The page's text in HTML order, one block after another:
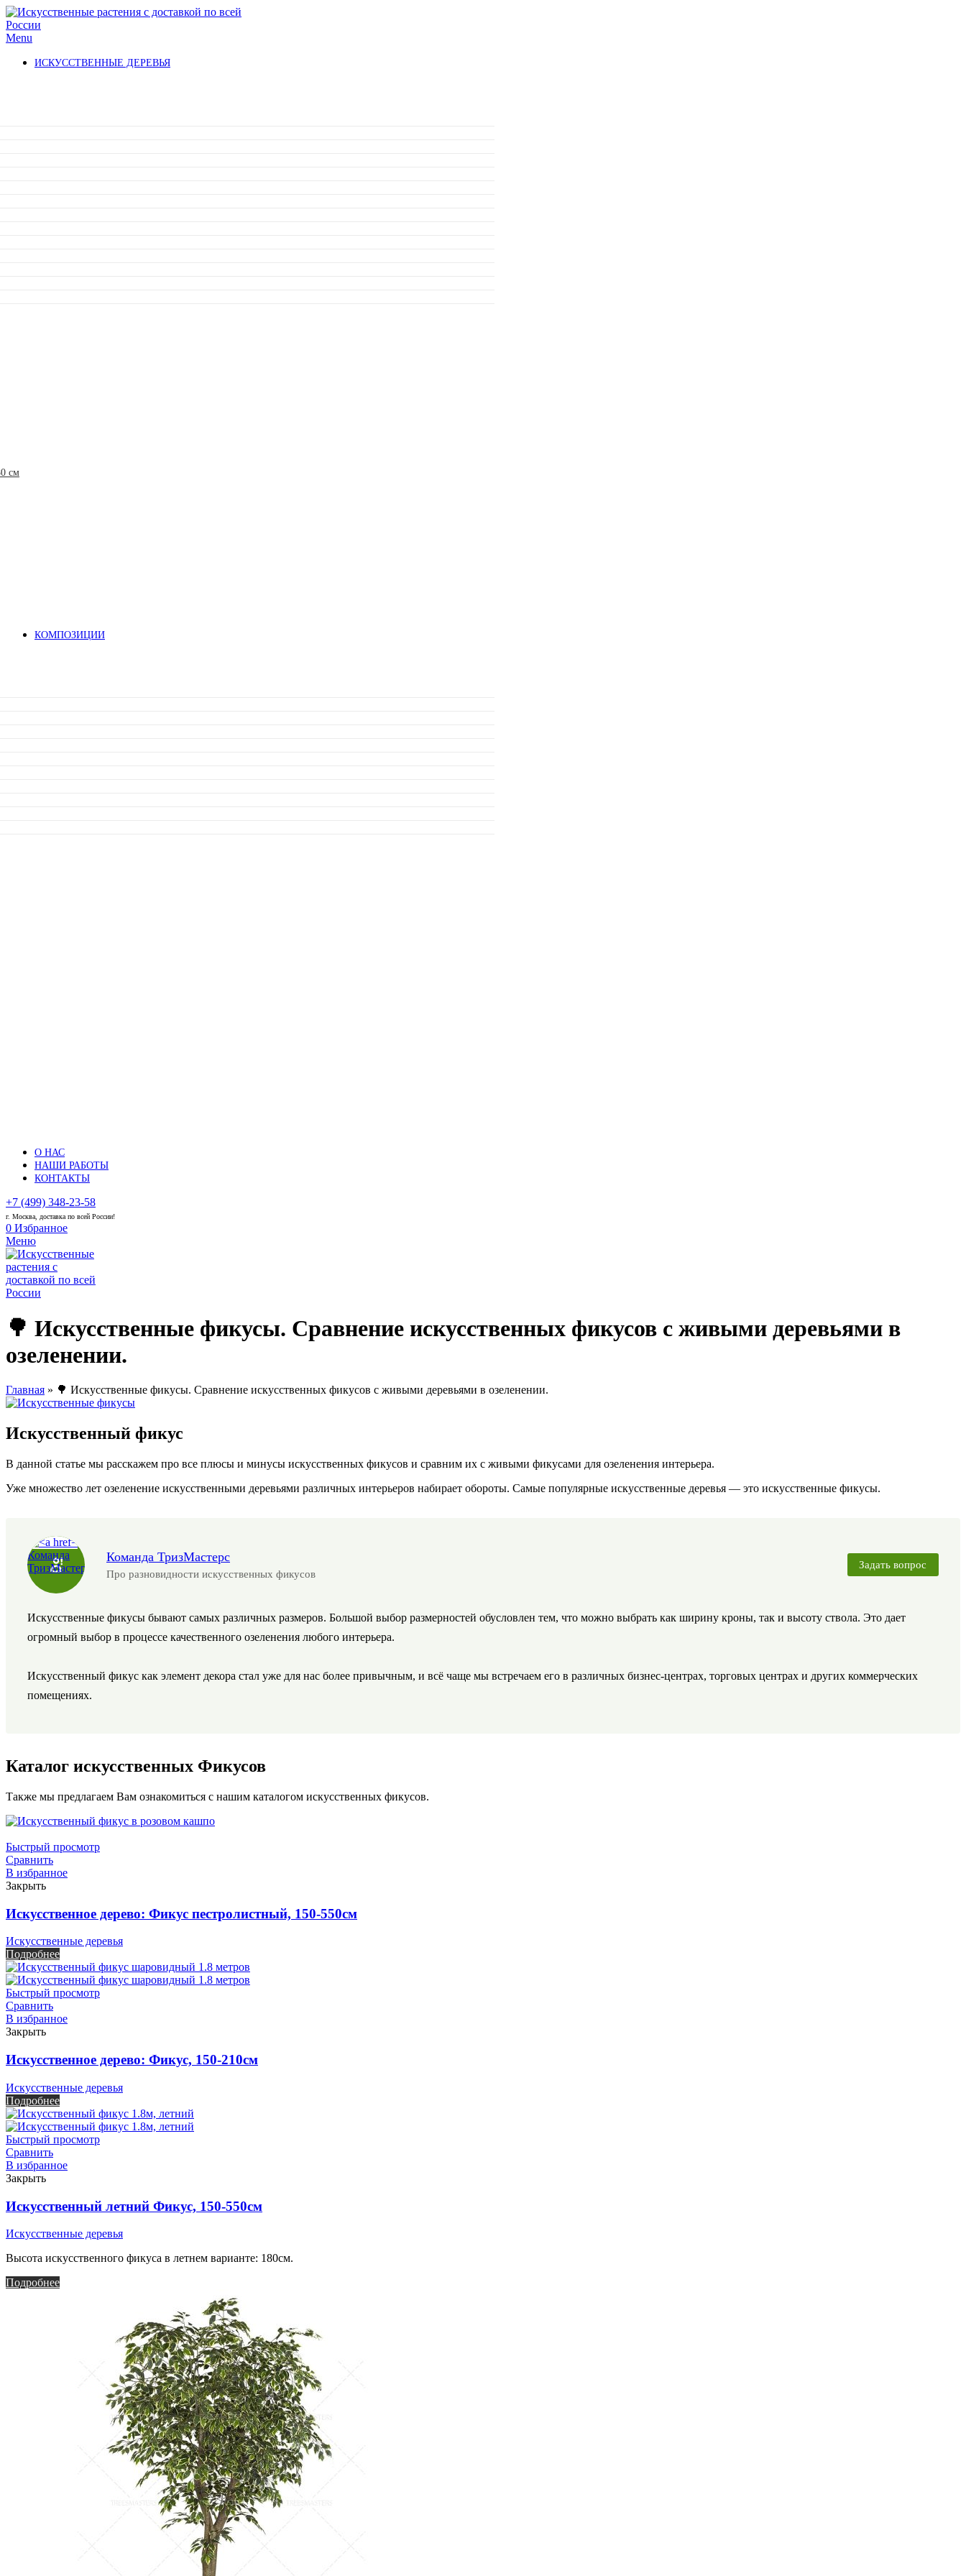
Menu
ИСКУССТВЕННЫЕ ДЕРЕВЬЯ
см
КОМПОЗИЦИИ
О НАС
НАШИ РАБОТЫ
КОНТАКТЫ
+7 (499) 348-23-58
г. Москва, доставка по всей России!
0 Избранное
Меню
🌳 Искусственные фикусы. Сравнение искусственных фикусов с живыми деревьями в
озеленении.
Главная » 🌳 Искусственные фикусы. Сравнение искусственных фикусов с живыми деревьями в озеленении.
Искусственный фикус
В данной статье мы расскажем про все плюсы и минусы искусственных фикусов и сравним их с живыми фикусами для озеленения интерьера.
Уже множество лет озеленение искусственными деревьями различных интерьеров набирает обороты. Самые популярные искусственные деревья — это искусственные фикусы.
Команда
ТризМастерс
Команда ТризМастерс
Про разновидности искусственных фикусов
Задать вопрос
Искусственные фикусы бывают самых различных размеров. Большой выбор размерностей обусловлен тем, что можно выбрать как ширину кроны, так и высоту ствола. Это дает
огромный выбор в процессе качественного озеленения любого интерьера.
Искусственный фикус как элемент декора стал уже для нас более привычным, и всё чаще мы встречаем его в различных бизнес-центрах, торговых центрах и других коммерческих
помещениях.
Каталог искусственных Фикусов
Также мы предлагаем Вам ознакомиться с нашим каталогом искусственных фикусов.
Быстрый просмотр
Сравнить
В избранное
Закрыть
Искусственное дерево: Фикус пестролистный, 150-550см
Искусственные деревья
Подробнее
Быстрый просмотр
Сравнить
В избранное
Закрыть
Искусственное дерево: Фикус, 150-210см
Искусственные деревья
Подробнее
Быстрый просмотр
Сравнить
В избранное
Закрыть
Искусственный летний Фикус, 150-550см
Искусственные деревья
Высота искусственного фикуса в летнем варианте: 180см.
Подробнее